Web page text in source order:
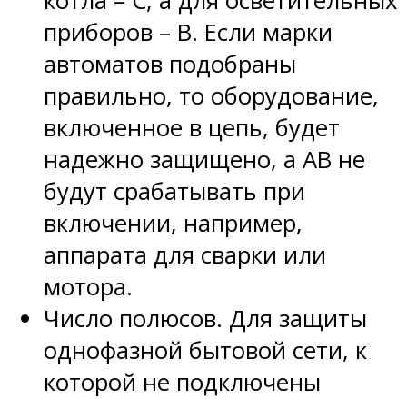
приборов – В. Если марки
автоматов подобраны
правильно, то оборудование,
включенное в цепь, будет
надежно защищено, а АВ не
будут срабатывать при
включении, например,
аппарата для сварки или
мотора.
Число полюсов. Для защиты
однофазной бытовой сети, к
которой не подключены